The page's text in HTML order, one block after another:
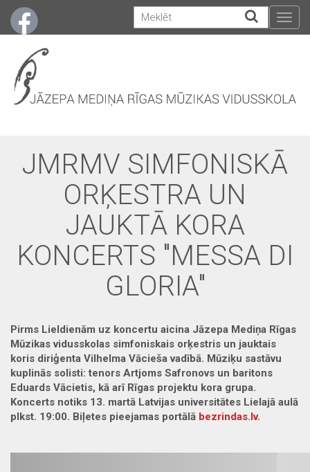
JMRMV SIMFONISKĀ
ORĶESTRA UN
JAUKTĀ KORA
KONCERTS "MESSA DI
GLORIA"
Pirms Lieldienām uz koncertu aicina Jāzepa Mediņa Rīgas
Mūzikas vidusskolas simfoniskais orķestris un jauktais
koris diriģenta Vilhelma Vācieša vadībā. Mūziķu sastāvu
kuplinās solisti: tenors Artjoms Safronovs un baritons
Eduards Vācietis, kā arī Rīgas projektu kora grupa.
Koncerts notiks 13. martā Latvijas universitātes Lielajā aulā
plkst. 19:00. Biļetes pieejamas portālā bezrindas.lv.